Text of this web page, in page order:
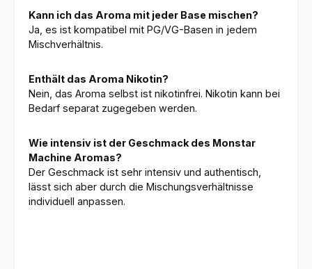
Kann ich das Aroma mit jeder Base mischen?
Ja, es ist kompatibel mit PG/VG-Basen in jedem
Mischverhältnis.
Enthält das Aroma Nikotin?
Nein, das Aroma selbst ist nikotinfrei. Nikotin kann bei
Bedarf separat zugegeben werden.
Wie intensiv ist der Geschmack des Monstar
Machine Aromas?
Der Geschmack ist sehr intensiv und authentisch,
lässt sich aber durch die Mischungsverhältnisse
individuell anpassen.